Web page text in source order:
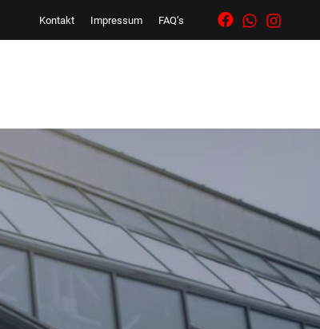
Kontakt Impressum FAQ’s